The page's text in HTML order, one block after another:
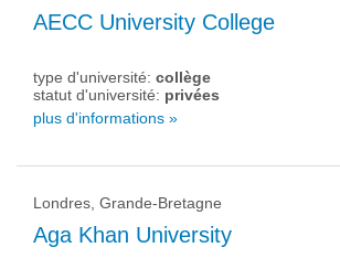
AECC University College
type d'université: collège
statut d'université: privées
plus d'informations »
Londres, Grande-Bretagne
Aga Khan University